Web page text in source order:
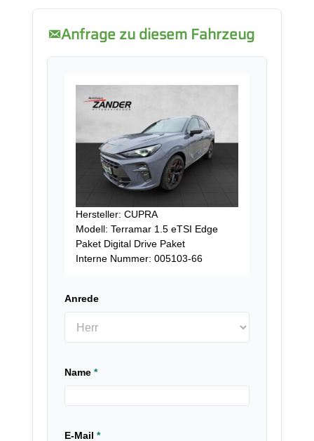
Anfrage zu diesem Fahrzeug
Hersteller: CUPRA
Modell: Terramar 1.5 eTSI Edge
Paket Digital Drive Paket
Interne Nummer: 005103-66
Anrede
Name *
E-Mail *